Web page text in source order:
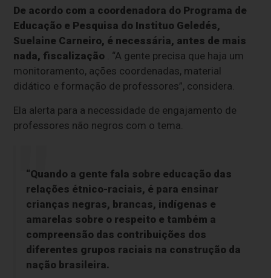
De acordo com a coordenadora do Programa de
Educação e Pesquisa do Instituo Geledés,
Suelaine Carneiro, é necessária, antes de mais
nada, fiscalização . “A gente precisa que haja um
monitoramento, ações coordenadas, material
didático e formação de professores”, considera.
Ela alerta para a necessidade de engajamento de
professores não negros com o tema.
“Quando a gente fala sobre educação das
relações étnico-raciais, é para ensinar
crianças negras, brancas, indígenas e
amarelas sobre o respeito e também a
compreensão das contribuições dos
diferentes grupos raciais na construção da
nação brasileira.